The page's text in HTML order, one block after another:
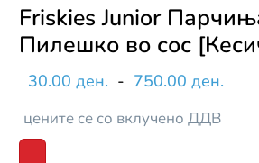
Friskies Junior
Пилешко во сос
30.00 ден. - 750.00 ден.
цените се со вклучено ДДВ